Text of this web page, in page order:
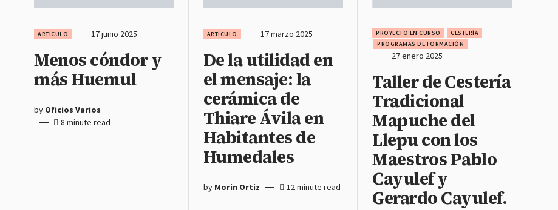
ARTÍCULO 17 junio 2025
Menos cóndor y
más Huemul
by Oficios Varios
8 minute read
ARTÍCULO 17 marzo 2025
De la utilidad en
el mensaje: la
cerámica de
Thiare Ávila en
Habitantes de
Humedales
by Morin Ortiz 12 minute read
PROYECTO EN CURSO
CESTERÍA
PROGRAMAS DE FORMACIÓN
27 enero 2025
Taller de Cestería
Tradicional
Mapuche del
Llepu con los
Maestros Pablo
Cayulef y
Gerardo Cayulef.